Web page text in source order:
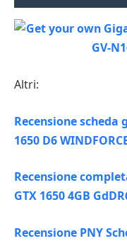
Altri:
Recensione scheda
1650 D6
Recensione
GTX 1650 4GB
Recensione PNY